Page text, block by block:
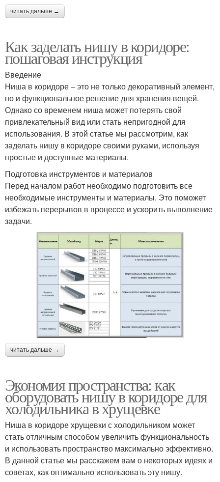
читать дальше →
Как заделать нишу в коридоре:
пошаговая инструкция
Введение
Ниша в коридоре – это не только декоративный элемент,
но и функциональное решение для хранения вещей.
Однако со временем ниша может потерять свой
привлекательный вид или стать непригодной для
использования. В этой статье мы рассмотрим, как
заделать нишу в коридоре своими руками, используя
простые и доступные материалы.
Подготовка инструментов и материалов
Перед началом работ необходимо подготовить все
необходимые инструменты и материалы. Это поможет
избежать перерывов в процессе и ускорить выполнение
задачи.
читать дальше →
Экономия пространства: как
оборудовать нишу в коридоре для
холодильника в хрущевке
Ниша в коридоре хрущевки с холодильником может
стать отличным способом увеличить функциональность
и использовать пространство максимально эффективно.
В данной статье мы расскажем вам о некоторых идеях и
советах, как оптимально использовать эту нишу.